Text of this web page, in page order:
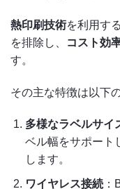
熱印刷技術を利用す
を排除し、
コスト効
す。
その主な特徴は以下
多様なラベルサイ
ベル幅をサポート
します。
ワイヤレス接続：